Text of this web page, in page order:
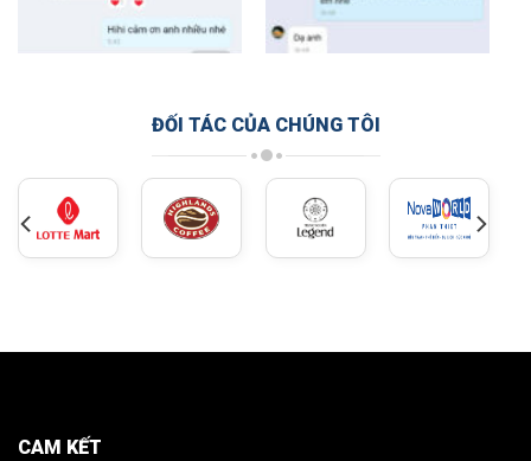
ĐỐI TÁC CỦA CHÚNG TÔI
CAM KẾT